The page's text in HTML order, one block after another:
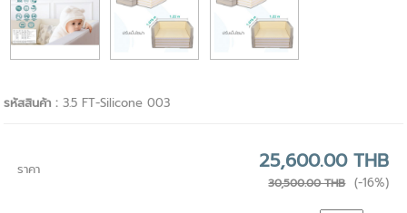
รหัสสินค้า :3.5 FT-Silicone 003
ราคา 25,600.00 THB
30,500.00 THB (-16%)